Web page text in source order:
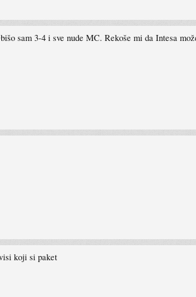
sam 3-4 i sve nude MC. Rekoše mi da Intesa
koji si paket